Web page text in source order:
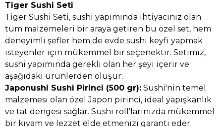
Tiger Sushi Seti
Tiger Sushi Seti, sushi yapımında ihtiyacınız olan
tüm malzemeleri bir araya getiren bu özel set, hem
deneyimli şefler hem de evde sushi keyfi yapmak
isteyenler için mükemmel bir seçenektir. Setimiz,
sushi yapımında gerekli olan her şeyi içerir ve
aşağıdaki ürünlerden oluşur:
Japonushi Sushi Pirinci (500 gr): Sushi'nin temel
malzemesi olan özel Japon pirinci, ideal yapışkanlık
ve tat dengesi sağlar. Sushi roll'larınızda mükemmel
bir kıvam ve lezzet elde etmenizi garanti eder.